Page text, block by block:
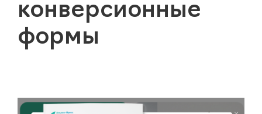
конверсионные
формы